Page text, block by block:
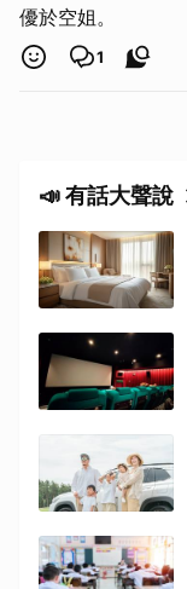
1
📣 有話大聲說